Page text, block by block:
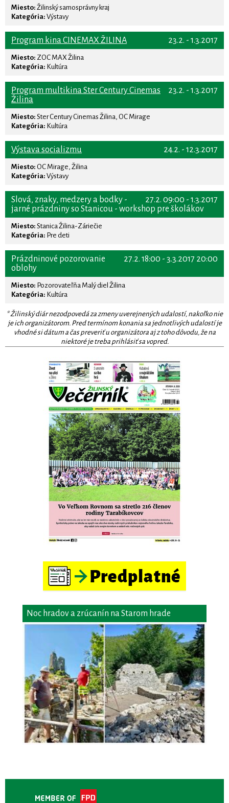
Miesto: Žilinský samosprávny kraj
Kategória: Výstavy
23.2. - 1.3.2017
Program kina CINEMAX ŽILINA
Miesto: ZOC MAX Žilina
Kategória: Kultúra
23.2. - 1.3.2017
Program multikina Ster Century Cinemas
Žilina
Miesto: Ster Century Cinemas Žilina, OC Mirage
Kategória: Kultúra
24.2. - 12.3.2017
Výstava socializmu
Miesto: OC Mirage, Žilina
Kategória: Výstavy
27.2. 09:00 - 1.3.2017
Slová, znaky, medzery a bodky -
jarné prázdniny so Stanicou - workshop pre školákov
Miesto: Stanica Žilina-Záriečie
Kategória: Pre deti
27.2. 18:00 - 3.3.2017 20:00
Prázdninové pozorovanie
oblohy
Miesto: Pozorovateľňa Malý diel Žilina
Kategória: Kultúra
* Žilinský diár nezodpovedá za zmeny uverejnených udalostí, nakoľko nie
je ich organizátorom. Pred termínom konania sa jednotlivých udalostí je
vhodné si dátum a čas preveriť u organizátora aj z toho dôvodu, že na
niektoré je treba prihlásiť sa vopred.
Noc hradov a zrúcanín na Starom hrade